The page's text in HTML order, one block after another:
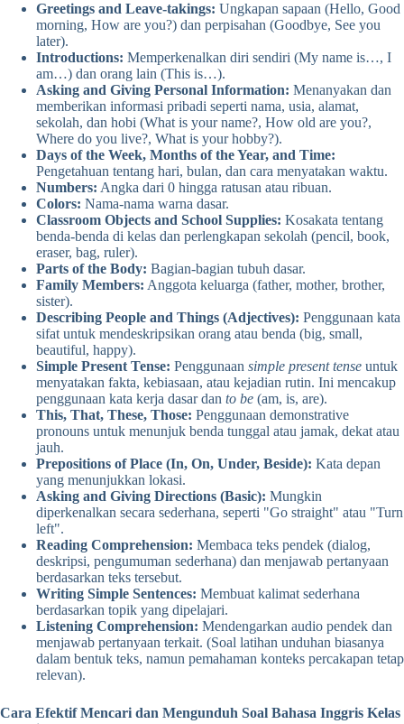
Greetings and Leave-takings: Ungkapan sapaan (Hello, Good
morning, How are you?) dan perpisahan (Goodbye, See you
later).
Introductions: Memperkenalkan diri sendiri (My name is…, I
am…) dan orang lain (This is…).
Asking and Giving Personal Information: Menanyakan dan
memberikan informasi pribadi seperti nama, usia, alamat,
sekolah, dan hobi (What is your name?, How old are you?,
Where do you live?, What is your hobby?).
Days of the Week, Months of the Year, and Time:
Pengetahuan tentang hari, bulan, dan cara menyatakan waktu.
Numbers: Angka dari 0 hingga ratusan atau ribuan.
Colors: Nama-nama warna dasar.
Classroom Objects and School Supplies: Kosakata tentang
benda-benda di kelas dan perlengkapan sekolah (pencil, book,
eraser, bag, ruler).
Parts of the Body: Bagian-bagian tubuh dasar.
Family Members: Anggota keluarga (father, mother, brother,
sister).
Describing People and Things (Adjectives): Penggunaan kata
sifat untuk mendeskripsikan orang atau benda (big, small,
beautiful, happy).
Simple Present Tense: Penggunaan simple present tense untuk
menyatakan fakta, kebiasaan, atau kejadian rutin. Ini mencakup
penggunaan kata kerja dasar dan to be (am, is, are).
This, That, These, Those: Penggunaan demonstrative
pronouns untuk menunjuk benda tunggal atau jamak, dekat atau
jauh.
Prepositions of Place (In, On, Under, Beside): Kata depan
yang menunjukkan lokasi.
Asking and Giving Directions (Basic): Mungkin
diperkenalkan secara sederhana, seperti "Go straight" atau "Turn
left".
Reading Comprehension: Membaca teks pendek (dialog,
deskripsi, pengumuman sederhana) dan menjawab pertanyaan
berdasarkan teks tersebut.
Writing Simple Sentences: Membuat kalimat sederhana
berdasarkan topik yang dipelajari.
Listening Comprehension: Mendengarkan audio pendek dan
menjawab pertanyaan terkait. (Soal latihan unduhan biasanya
dalam bentuk teks, namun pemahaman konteks percakapan tetap
relevan).
Cara Efektif Mencari dan Mengunduh Soal Bahasa Inggris Kelas